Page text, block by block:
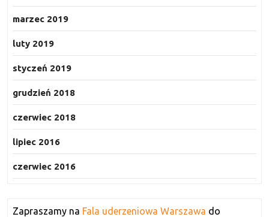
marzec 2019
luty 2019
styczeń 2019
grudzień 2018
czerwiec 2018
lipiec 2016
czerwiec 2016
Zapraszamy na Fala uderzeniowa Warszawa do